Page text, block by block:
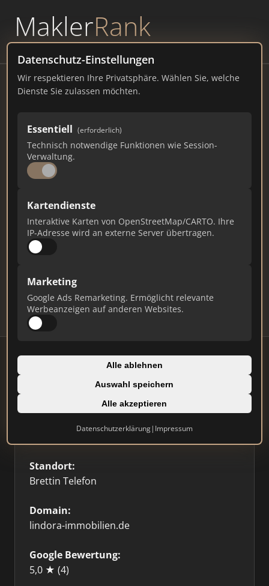
MaklerRank
powered byWAVEPOINT
Datenschutz-Einstellungen
Wir respektieren Ihre Privatsphäre. Wählen Sie, welche
Dienste Sie zulassen möchten.
Essentiell (erforderlich)
Technisch notwendige Funktionen wie Session-
Verwaltung.
Kartendienste
Interaktive Karten von OpenStreetMap/CARTO. Ihre
IP-Adresse wird an externe Server übertragen.
Marketing
Google Ads Remarketing. Ermöglicht relevante
Werbeanzeigen auf anderen Websites.
Alle ablehnen
Auswahl speichern
Alle akzeptieren
Datenschutzerklärung| Impressum
Lindora Immobilien
lindora-immobilien.de
172
Ist das Ihr Unternehmen?
Verifizieren Sie Ihr Profil, bearbeiten Sie Ihre
Updates.
Profil beanspruchen
Standort:
Brettin Telefon
Domain:
lindora-immobilien.de
Google Bewertung:
5,0 ★ (4)